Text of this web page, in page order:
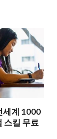
세계 1000
스킬 무료